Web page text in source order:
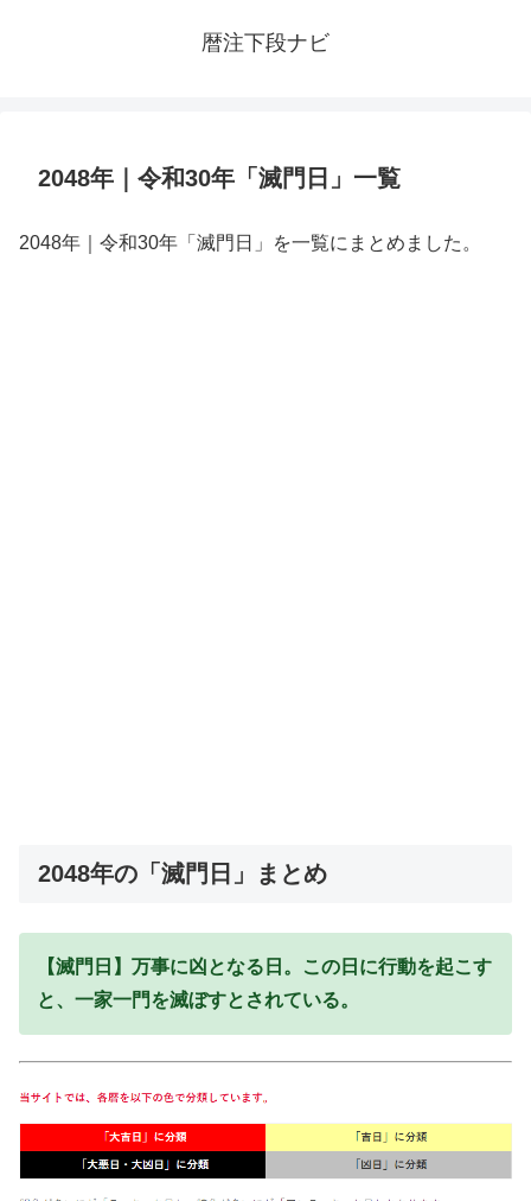
暦注下段ナビ
2048年｜令和30年「滅門日」一覧
2048年｜令和30年「滅門日」を一覧にまとめました。
2048年の「滅門日」まとめ
【滅門日】万事に凶となる日。この日に行動を起こす
と、一家一門を滅ぼすとされている。